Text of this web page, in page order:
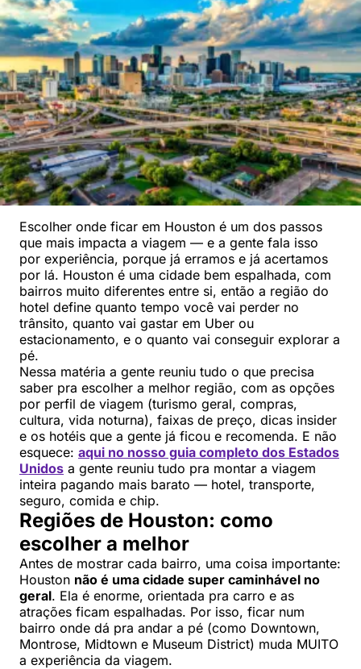
Escolher onde ficar em Houston é um dos passos
que mais impacta a viagem — e a gente fala isso
por experiência, porque já erramos e já acertamos
por lá. Houston é uma cidade bem espalhada, com
bairros muito diferentes entre si, então a região do
hotel define quanto tempo você vai perder no
trânsito, quanto vai gastar em Uber ou
estacionamento, e o quanto vai conseguir explorar a
pé.
Nessa matéria a gente reuniu tudo o que precisa
saber pra escolher a melhor região, com as opções
por perfil de viagem (turismo geral, compras,
cultura, vida noturna), faixas de preço, dicas insider
e os hotéis que a gente já ficou e recomenda. E não
esquece: aqui no nosso guia completo dos Estados
Unidos a gente reuniu tudo pra montar a viagem
inteira pagando mais barato — hotel, transporte,
seguro, comida e chip.
Regiões de Houston: como
escolher a melhor
Antes de mostrar cada bairro, uma coisa importante:
Houston não é uma cidade super caminhável no
geral. Ela é enorme, orientada pra carro e as
atrações ficam espalhadas. Por isso, ficar num
bairro onde dá pra andar a pé (como Downtown,
Montrose, Midtown e Museum District) muda MUITO
a experiência da viagem.